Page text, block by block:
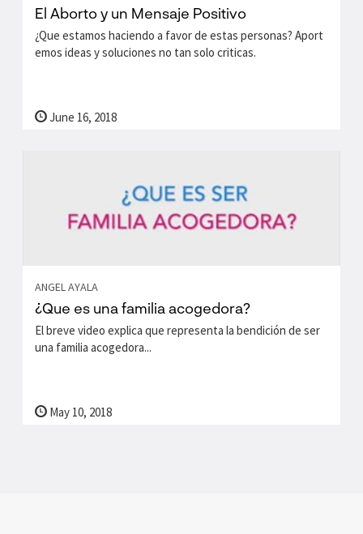
El Aborto y un Mensaje Positivo
¿Que estamos haciendo a favor de estas personas? Aport
emos ideas y soluciones no tan solo criticas.
June 16, 2018
ANGEL AYALA
¿Que es una familia acogedora?
El breve video explica que representa la bendición de ser
una familia acogedora...
May 10, 2018